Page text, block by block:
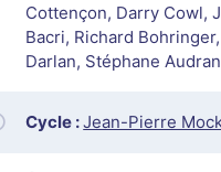
Cottençon, Darry Cowl,
Bacri, Richard
Darlan, Stéphane Audran
Cycle :Jean-Pierre